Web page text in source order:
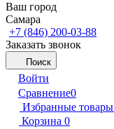
Ваш город
Самара
+7 (846) 200-03-88
Заказать звонок
Поиск
Войти
Сравнение0
Избранные товары
Корзина 0